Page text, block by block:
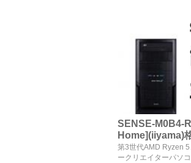
SENSE-M0B4-
Home](iiyama)
第3世代AMD Ryzen
ークリエイターパソ